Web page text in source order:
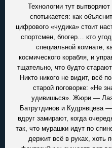
Технологии тут
спотыкается: как
цифрового «чудика» стоит
спортсмен, блогер… кто
специальной комнате,
космического корабля, и
тщательно, что будто
Никто никого не видит, всё
старой поговорке: «Не
удивишься». Жюри —
Батрутдинов и Кудрявцева
вдруг замирают, когда
так, что мурашки идут по
держит всё в руках, хоть